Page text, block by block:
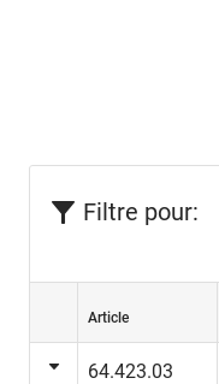
Filtre pour:
Article
64.423.03